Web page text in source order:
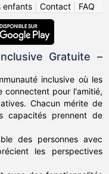
enfants| Contact| FAQ
Gratuite –
inclusive où les
connectent pour l'amitié,
Chacun mérite de
capacités prennent de
des personnes avec
les perspectives